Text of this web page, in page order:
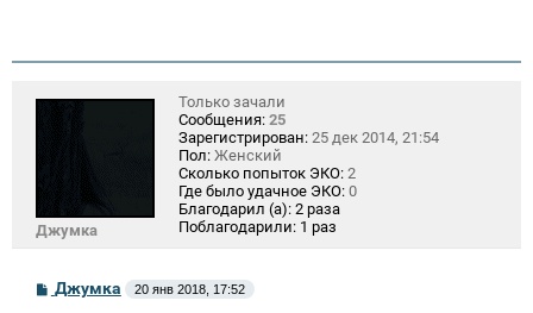
Джумка
Только зачали
Сообщения: 25
Зарегистрирован: 25 дек 2014, 21:54
Пол: Женский
Сколько попыток ЭКО: 2
Где было удачное ЭКО: 0
Благодарил (а): 2 раза
Поблагодарили: 1 раз
С
о
Джумка 20 янв 2018, 17:52